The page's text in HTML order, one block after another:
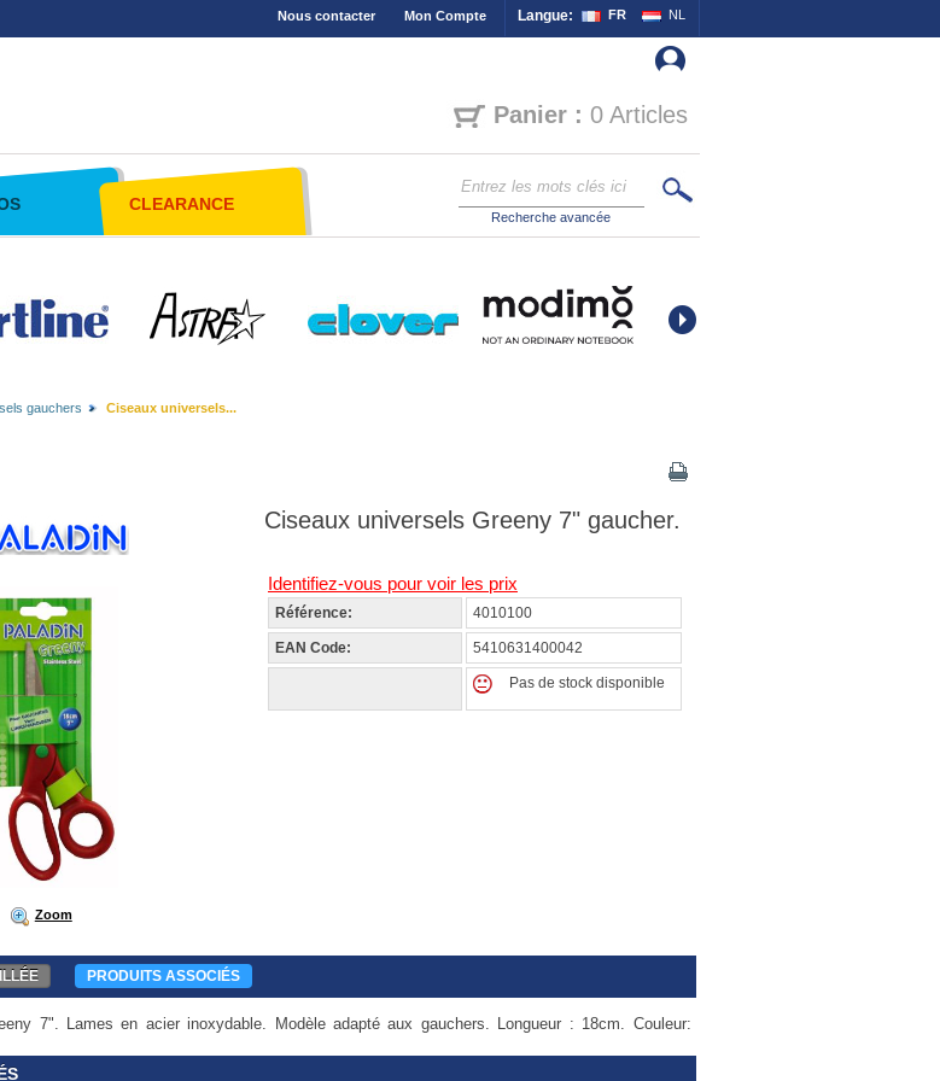
Langue: FR NL
Nous contacter Mon Compte
Panier : 0 Articles
CLEARANCE
Recherche avancée
gauchers Ciseaux universels...
Zoom
Ciseaux universels Greeny 7" gaucher.
Identifiez-vous pour voir les prix
Référence: 4010100
EAN Code: 5410631400042
Pas de stock disponible
PRODUITS ASSOCIÉS
7". Lames en acier inoxydable. Modèle adapté aux gauchers. Longueur : 18cm. Couleur: